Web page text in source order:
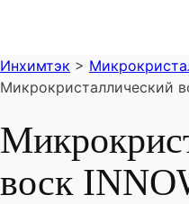
Инхимтэк >
Микрокристаллический
воск